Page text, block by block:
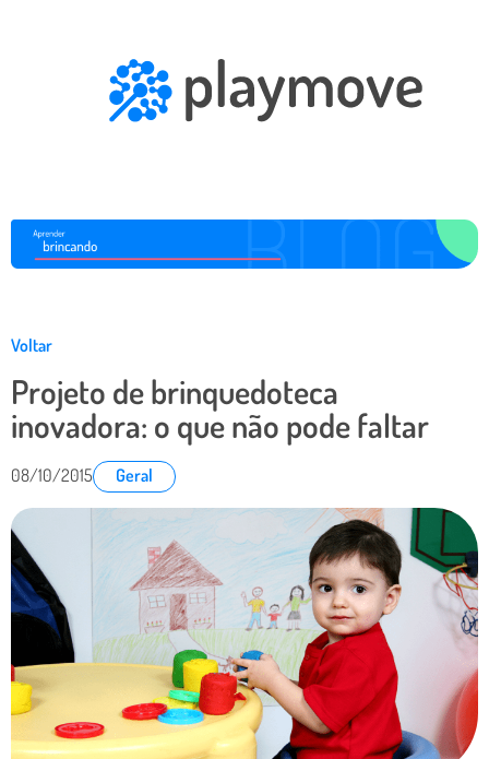
Voltar
Projeto de brinquedoteca
inovadora: o que não pode faltar
08/10/2015 Geral